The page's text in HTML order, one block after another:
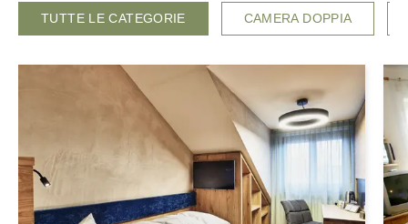
TUTTE LE CATEGORIE CAMERA DOPPIA